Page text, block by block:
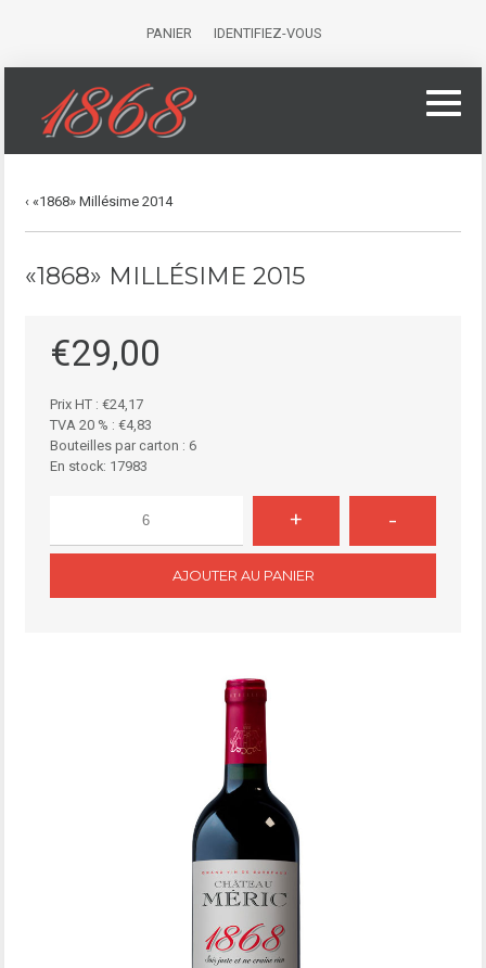
PANIER IDENTIFIEZ-VOUS
«1868» Millésime 2014
«1868» MILLÉSIME 2015
€29,00
Prix HT : €24,17
TVA 20 % : €4,83
Bouteilles par carton : 6
En stock: 17983